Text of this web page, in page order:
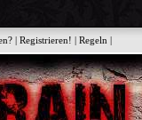
|Registrieren! |Regeln |